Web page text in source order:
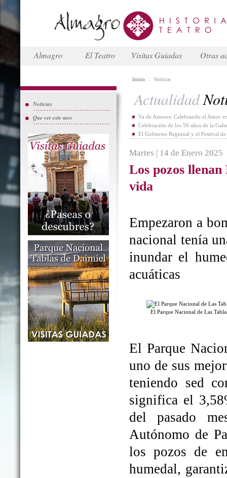
Almagro El Teatro Visitas Guiadas Otras
Noticias
Que ver este mes
Inicio :: Noticias
Actualidad
Va de Amores: Celebrando el Amor
Celebración de los 50 años de la
El Gobierno Regional y el Festival
Martes | 14 de Enero 2025
Los pozos
vida
Empezaron a
nacional tenía
inundar el
acuáticas
El Parque Nacional de Las
El Parque
uno de sus
teniendo sed
significa el
del pasado
Autónomo de
los pozos de
humedal,